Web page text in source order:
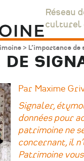
Réseau
culturel
L’importance
DE
Par Maxime
Signaler,
données pour
patrimoine ne
concernant, il
Patrimoine